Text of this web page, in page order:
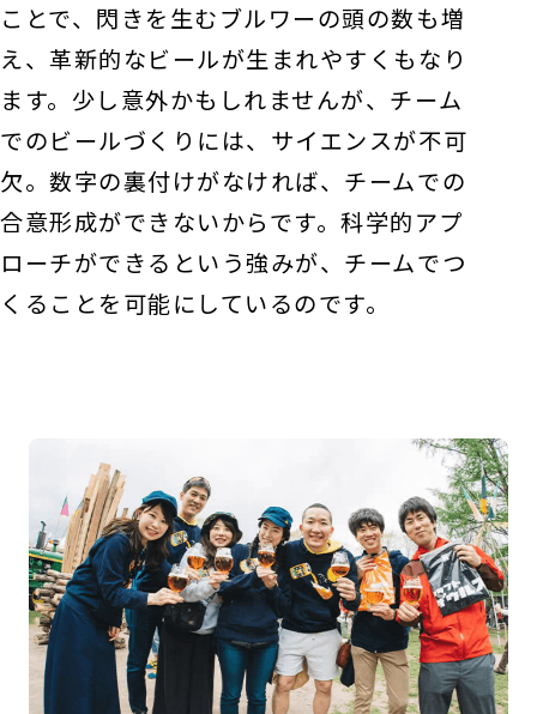
ことで、閃きを生むブルワーの頭の数も増
え、革新的なビールが生まれやすくもなり
ます。少し意外かもしれませんが、チーム
でのビールづくりには、サイエンスが不可
欠。数字の裏付けがなければ、チームでの
合意形成ができないからです。科学的アプ
ローチができるという強みが、チームでつ
くることを可能にしているのです。